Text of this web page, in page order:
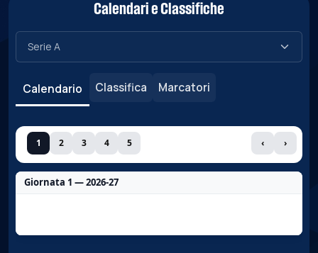
Calendari e Classifiche
Calendario Classifica Marcatori
1 2 3 4 5 ‹ ›
Giornata 1 — 2026-27